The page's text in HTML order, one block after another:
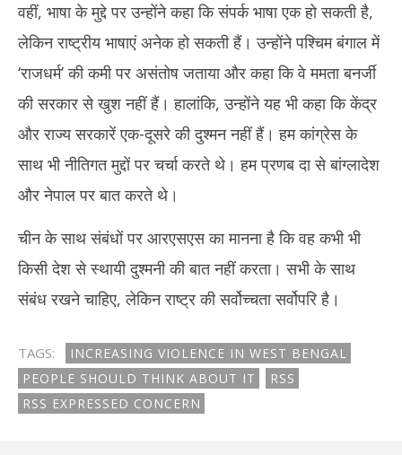
वहीं, भाषा के मुद्दे पर उन्होंने कहा कि संपर्क भाषा एक हो सकती है,
लेकिन राष्ट्रीय भाषाएं अनेक हो सकती हैं। उन्होंने पश्चिम बंगाल में
‘राजधर्म’ की कमी पर असंतोष जताया और कहा कि वे ममता बनर्जी
की सरकार से खुश नहीं हैं। हालांकि, उन्होंने यह भी कहा कि केंद्र
और राज्य सरकारें एक-दूसरे की दुश्मन नहीं हैं। हम कांग्रेस के
साथ भी नीतिगत मुद्दों पर चर्चा करते थे। हम प्रणब दा से बांग्लादेश
और नेपाल पर बात करते थे।
चीन के साथ संबंधों पर आरएसएस का मानना है कि वह कभी भी
किसी देश से स्थायी दुश्मनी की बात नहीं करता। सभी के साथ
संबंध रखने चाहिए, लेकिन राष्ट्र की सर्वोच्चता सर्वोपरि है।
TAGS:
INCREASING VIOLENCE IN WEST BENGAL
PEOPLE SHOULD THINK ABOUT IT
RSS
RSS EXPRESSED CONCERN